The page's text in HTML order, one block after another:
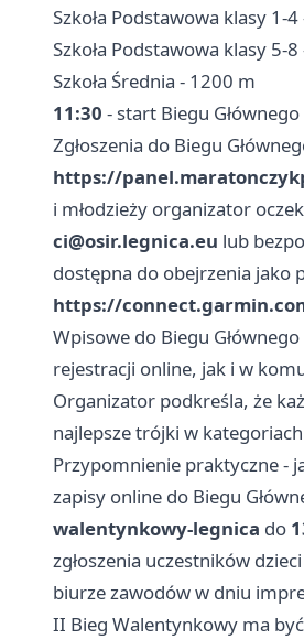
Szkoła Podstawowa klasy 1-
Szkoła Podstawowa klasy 5-
Szkoła Średnia - 1200 m
11:30 - start Biegu Głównego
Zgłoszenia do Biegu
https://
i młodzieży organizator
ci@osir.legnica.eu lub
dostępna do obejrzenia jako
https://
Wpisowe do Biegu
rejestracji online, jak i w
Organizator podkreśla, że
najlepsze trójki w
Przypomnienie praktyczne -
zapisy online do Biegu
walentynkowy-legnica do
zgłoszenia uczestników
biurze zawodów w dniu
II Bieg Walentynkowy ma